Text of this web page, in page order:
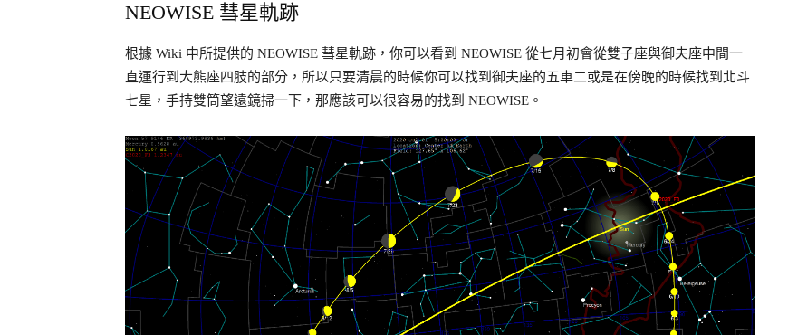
NEOWISE 彗星軌跡
根據 Wiki 中所提供的 NEOWISE 彗星軌跡，你可以看到 NEOWISE 從七月初會從雙子座與御夫座中間一
直運行到大熊座四肢的部分，所以只要清晨的時候你可以找到御夫座的五車二或是在傍晚的時候找到北斗
七星，手持雙筒望遠鏡掃一下，那應該可以很容易的找到 NEOWISE。